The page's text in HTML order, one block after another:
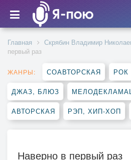
Главная Скрябин Владимир
первый раз
ЖАНРЫ: СОАВТОРСКАЯ РОК
ДЖАЗ, БЛЮЗ
АВТОРСКАЯ РЭП, ХИП-ХОП
Наверно в первый раз